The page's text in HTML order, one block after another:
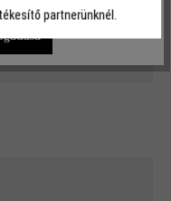
partnerünknél.